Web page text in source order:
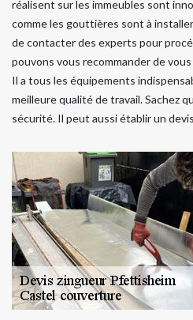
réalisent sur les immeubles sont
comme les gouttières sont à
de contacter des experts pour
pouvons vous recommander de
Il a tous les équipements
meilleure qualité de travail. Sachez
sécurité. Il peut aussi établir un